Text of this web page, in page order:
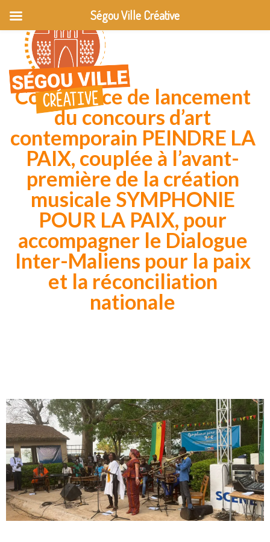
Conférence de lancement
du concours d’art
contemporain PEINDRE LA
PAIX, couplée à l’avant-
première de la création
musicale SYMPHONIE
POUR LA PAIX, pour
accompagner le Dialogue
Inter-Maliens pour la paix
et la réconciliation
nationale
Ségou Ville Créative